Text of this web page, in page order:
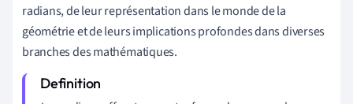
radians, de leur représentation dans le monde de la
géométrie et de leurs implications profondes dans diverses
branches des mathématiques.